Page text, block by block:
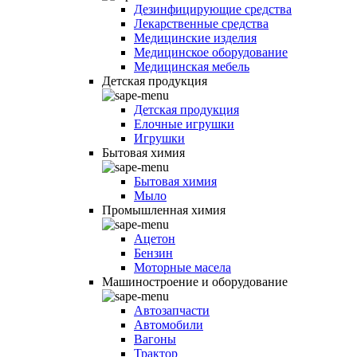
Дезинфицирующие средства
Лекарственные средства
Медицинские изделия
Медицинское оборудование
Медицинская мебель
Детская продукция
Детская продукция
Елочные игрушки
Игрушки
Бытовая химия
Бытовая химия
Мыло
Промышленная химия
Ацетон
Бензин
Моторные масела
Машиностроение и оборудование
Автозапчасти
Автомобили
Вагоны
Трактор